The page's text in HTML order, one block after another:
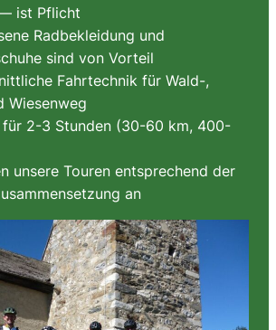
ist Pflicht
Radbekleidung und
sind von Vorteil
Fahrtechnik für Wald-,
Wiesenweg
für 2-3 Stunden (30-60 km, 400-
unsere Touren entsprechend der
an